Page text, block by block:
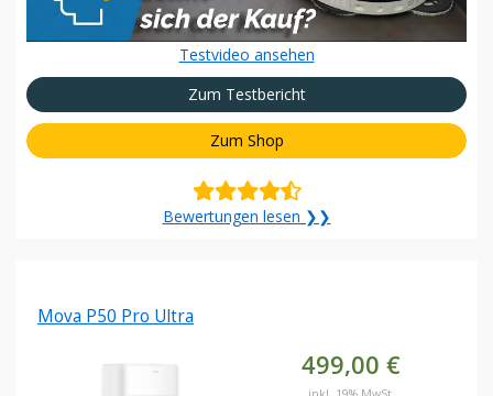
Testvideo ansehen
Zum Testbericht
Zum Shop
Bewertungen lesen ❯❯
Mova P50 Pro Ultra
499,00 €